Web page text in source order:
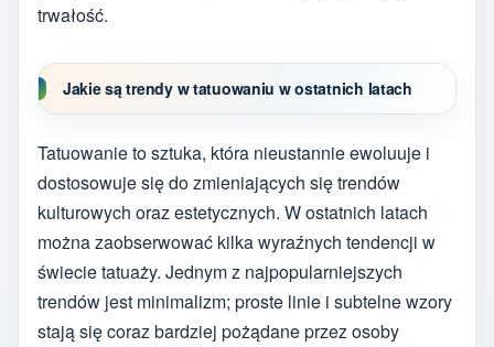
trwałość.
Jakie są trendy w tatuowaniu w ostatnich latach
Tatuowanie to sztuka, która nieustannie ewoluuje i
dostosowuje się do zmieniających się trendów
kulturowych oraz estetycznych. W ostatnich latach
można zaobserwować kilka wyraźnych tendencji w
świecie tatuaży. Jednym z najpopularniejszych
trendów jest minimalizm; proste linie i subtelne wzory
stają się coraz bardziej pożądane przez osoby